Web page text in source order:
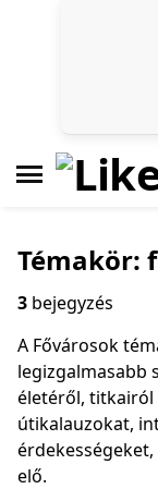
Témakör:
3 bejegyzés
A Fővárosok
legizgalmasabb
életéről, titkairól
útikalauzokat,
elő.